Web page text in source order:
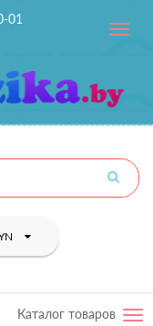
01
Toggle
Каталог товаров